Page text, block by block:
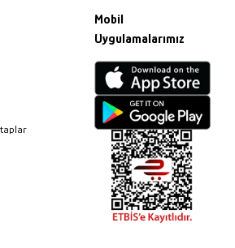
Mobil
Uygulamalarımız